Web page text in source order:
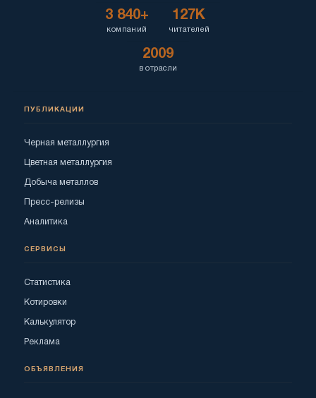
3 840+
компаний
127K
читателей
2009
в отрасли
ПУБЛИКАЦИИ
Черная металлургия
Цветная металлургия
Добыча металлов
Пресс-релизы
Аналитика
СЕРВИСЫ
Статистика
Котировки
Калькулятор
Реклама
ОБЪЯВЛЕНИЯ